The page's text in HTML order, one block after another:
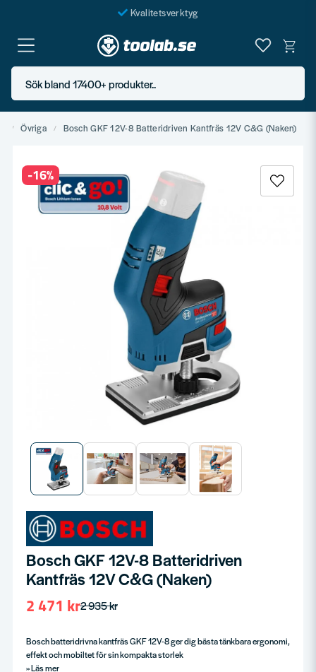
Kvalitetsverktyg
Fraktfritt över 999 SEK*
En järnhandel för alla
Butik i Göteborg
Sök bland 17400+ produkter..
Övriga Bosch GKF 12V-8 Batteridriven Kantfräs 12V C&G (Naken)
-16%
Bosch GKF 12V-8 Batteridriven
Kantfräs 12V C&G (Naken)
2 935 kr
2 471 kr
Bosch batteridrivna kantfräs GKF 12V-8 ger dig bästa tänkbara ergonomi,
effekt och mobiltet för sin kompakta storlek
Läs mer